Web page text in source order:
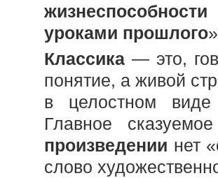
уроками прошлого
Классика — это,
понятие, а живой
в целостном
Главное
произведении нет
слово